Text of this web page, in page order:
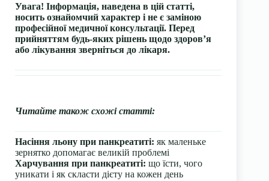
Увага! Інформація, наведена в цій статті,
носить ознайомчий характер і не є заміною
професійної медичної консультації. Перед
прийняттям будь-яких рішень щодо здоров’я
або лікування зверніться до лікаря.
Читайте також схожі статті:
Насіння льону при панкреатиті: як маленьке
зернятко допомагає великій проблемі
Харчування при панкреатиті: що їсти, чого
уникати і як скласти дієту на кожен день